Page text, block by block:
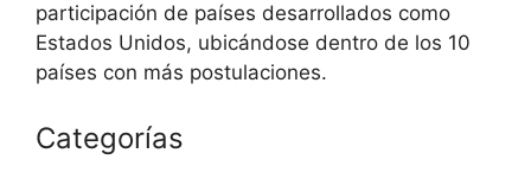
participación de países desarrollados como
Estados Unidos, ubicándose dentro de los 10
países con más postulaciones.
Categorías